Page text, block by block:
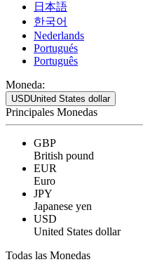
日本語
한국어
Nederlands
Portugués
Português
Moneda:
USDUnited States dollar
Principales Monedas
GBP
British pound
EUR
Euro
JPY
Japanese yen
USD
United States dollar
Todas las Monedas